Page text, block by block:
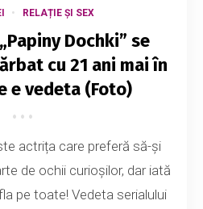
RELAȚIE ȘI SEX
Dochki” se
cu 21 ani mai în
e vedeta (Foto)
actrița care preferă să-și
de ochii curioșilor, dar iată
pe toate! Vedeta serialului